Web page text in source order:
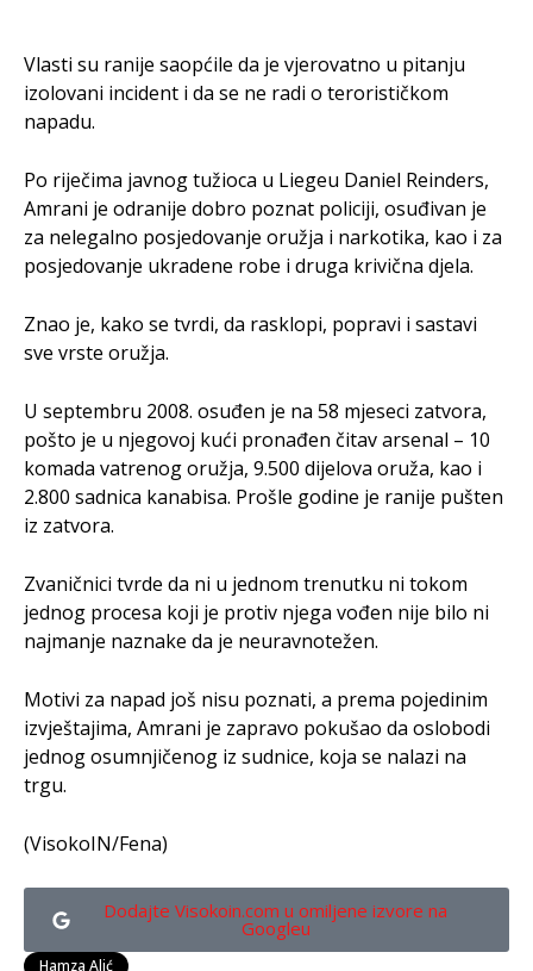
Vlasti su ranije saopćile da je vjerovatno u pitanju
izolovani incident i da se ne radi o terorističkom
napadu.
Po riječima javnog tužioca u Liegeu Daniel Reinders,
Amrani je odranije dobro poznat policiji, osuđivan je
za nelegalno posjedovanje oružja i narkotika, kao i za
posjedovanje ukradene robe i druga krivična djela.
Znao je, kako se tvrdi, da rasklopi, popravi i sastavi
sve vrste oružja.
U septembru 2008. osuđen je na 58 mjeseci zatvora,
pošto je u njegovoj kući pronađen čitav arsenal – 10
komada vatrenog oružja, 9.500 dijelova oruža, kao i
2.800 sadnica kanabisa. Prošle godine je ranije pušten
iz zatvora.
Zvaničnici tvrde da ni u jednom trenutku ni tokom
jednog procesa koji je protiv njega vođen nije bilo ni
najmanje naznake da je neuravnotežen.
Motivi za napad još nisu poznati, a prema pojedinim
izvještajima, Amrani je zapravo pokušao da oslobodi
jednog osumnjičenog iz sudnice, koja se nalazi na
trgu.
(VisokoIN/Fena)
Dodajte Visokoin.com u omiljene izvore na
Googleu
Hamza Alić